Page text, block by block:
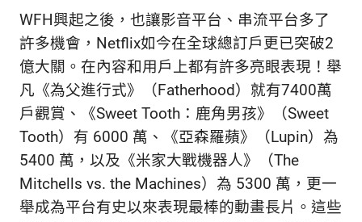
奇
新
鮮
內
容，
讓
獨
一
無
二
的
你
WFH興起之後，也讓影音平台、串流平台多了
許多機會，Netflix如今在全球總訂戶更已突破2
億大關。在內容和用戶上都有許多亮眼表現！舉
凡《為父進行式》（Fatherhood）就有7400萬
戶觀賞、《Sweet Tooth：鹿角男孩》（Sweet
Tooth）有 6000 萬、《亞森羅蘋》（Lupin）為
5400 萬，以及《米家大戰機器人》（The
Mitchells vs. the Machines）為 5300 萬，更一
舉成為平台有史以來表現最棒的動畫長片。這些